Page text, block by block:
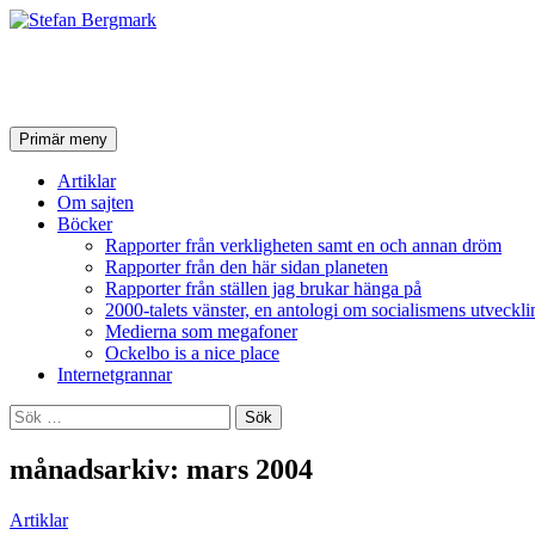
SökPrimär meny Hoppa
till
innehåll
Artiklar
Om sajten
Böcker
Rapporter från verkligheten samt en och annan dröm
Rapporter från den här sidan planeten
Rapporter från ställen jag brukar hänga på
2000-talets vänster, en antologi om socialismens
Medierna som megafoner
Ockelbo is a nice place
Internetgrannar
Sök
efter:
månadsarkiv: mars 2004
Artiklar